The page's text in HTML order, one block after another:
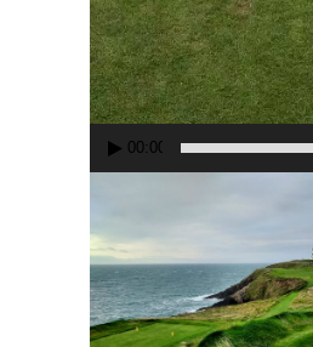
00:00